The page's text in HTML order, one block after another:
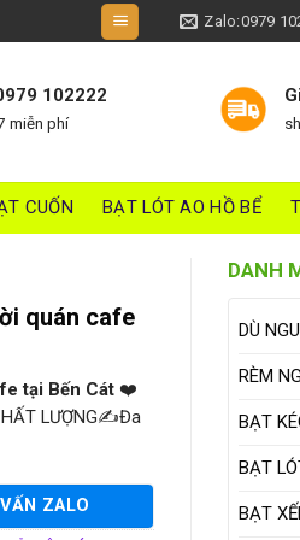
Zalo:0979
102222
miễn phí
CUỐN BẠT LÓT AO HỒ BỂ
quán cafe
tại Bến Cát❤️
LƯỢNG✍Đa
ZALO
DANH
DÙ
RÈM
BẠT
BẠT
BẠT